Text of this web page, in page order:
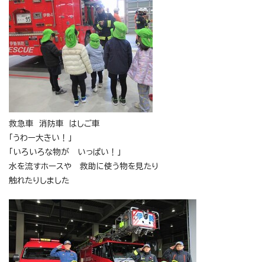
救急車 消防車 はしご車
「うわー大きい！」
「いろいろな物が いっぱい！」
水を流すホースや 救助に使う物を見たり
触れたりしました